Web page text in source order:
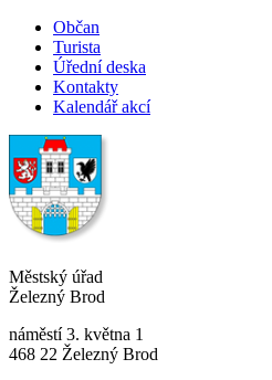
Občan
Turista
Úřední deska
Kontakty
Kalendář akcí
Městský úřad
Železný Brod
náměstí 3. května 1
468 22 Železný Brod